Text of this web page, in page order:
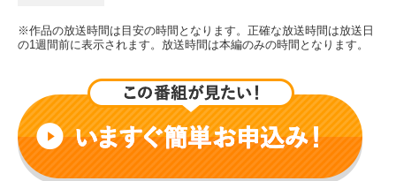
※作品の放送時間は目安の時間となります。正確な放送時間は放送日
の1週間前に表示されます。放送時間は本編のみの時間となります。